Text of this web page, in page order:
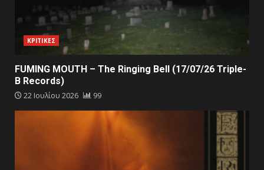
ΚΡΙΤΙΚΕΣ
FUMING MOUTH – The Ringing Bell (17/07/26 Triple-
B Records)
22 Ιουλίου 2026 99